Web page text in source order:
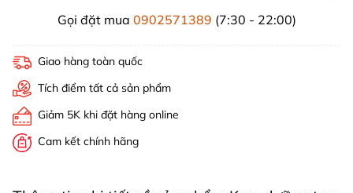
Gọi đặt mua 0902571389 (7:30 - 22:00)
Giao hàng toàn quốc
Tích điểm tất cả sản phẩm
Giảm 5K khi đặt hàng online
Cam kết chính hãng